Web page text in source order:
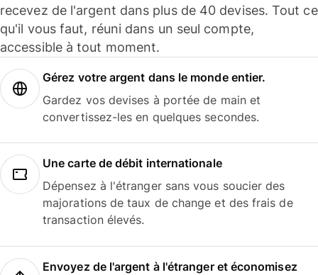
recevez de l'argent dans plus de 40 devises. Tout ce
qu'il vous faut, réuni dans un seul compte,
accessible à tout moment.
Gérez votre argent dans le monde entier.
Gardez vos devises à portée de main et
convertissez-les en quelques secondes.
Une carte de débit internationale
Dépensez à l'étranger sans vous soucier des
majorations de taux de change et des frais de
transaction élevés.
Envoyez de l'argent à l'étranger et économisez